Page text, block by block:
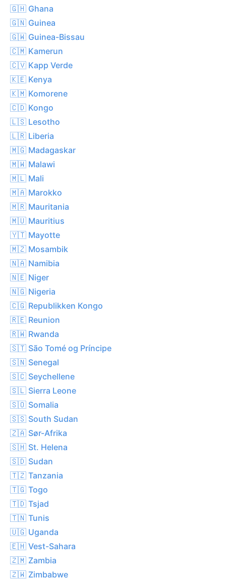
🇬🇭 Ghana
🇬🇳 Guinea
🇬🇼 Guinea-Bissau
🇨🇲 Kamerun
🇨🇻 Kapp Verde
🇰🇪 Kenya
🇰🇲 Komorene
🇨🇩 Kongo
🇱🇸 Lesotho
🇱🇷 Liberia
🇲🇬 Madagaskar
🇲🇼 Malawi
🇲🇱 Mali
🇲🇦 Marokko
🇲🇷 Mauritania
🇲🇺 Mauritius
🇾🇹 Mayotte
🇲🇿 Mosambik
🇳🇦 Namibia
🇳🇪 Niger
🇳🇬 Nigeria
🇨🇬 Republikken Kongo
🇷🇪 Reunion
🇷🇼 Rwanda
🇸🇹 São Tomé og Príncipe
🇸🇳 Senegal
🇸🇨 Seychellene
🇸🇱 Sierra Leone
🇸🇴 Somalia
🇸🇸 South Sudan
🇿🇦 Sør-Afrika
🇸🇭 St. Helena
🇸🇩 Sudan
🇹🇿 Tanzania
🇹🇬 Togo
🇹🇩 Tsjad
🇹🇳 Tunis
🇺🇬 Uganda
🇪🇭 Vest-Sahara
🇿🇲 Zambia
🇿🇼 Zimbabwe